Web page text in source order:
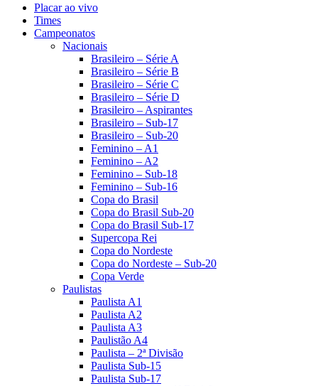
Placar ao vivo
Times
Campeonatos
Nacionais
Brasileiro – Série A
Brasileiro – Série B
Brasileiro – Série C
Brasileiro – Série D
Brasileiro – Aspirantes
Brasileiro – Sub-17
Brasileiro – Sub-20
Feminino – A1
Feminino – A2
Feminino – Sub-18
Feminino – Sub-16
Copa do Brasil
Copa do Brasil Sub-20
Copa do Brasil Sub-17
Supercopa Rei
Copa do Nordeste
Copa do Nordeste – Sub-20
Copa Verde
Paulistas
Paulista A1
Paulista A2
Paulista A3
Paulistão A4
Paulista – 2ª Divisão
Paulista Sub-15
Paulista Sub-17